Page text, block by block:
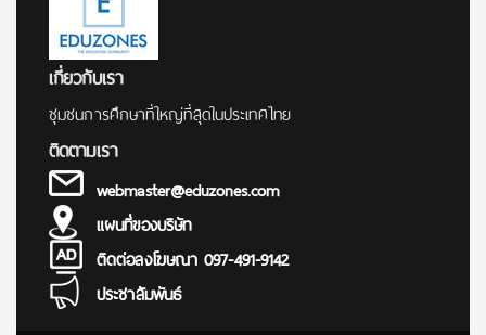
เกี่ยวกับเรา
ชุมชนการศึกษาที่ใหญ่ที่สุดในประเทศไทย
ติดตามเรา
webmaster@eduzones.com
แผนที่ของบริษัท
ติดต่อลงโฆษณา 097-491-9142
ประชาสัมพันธ์